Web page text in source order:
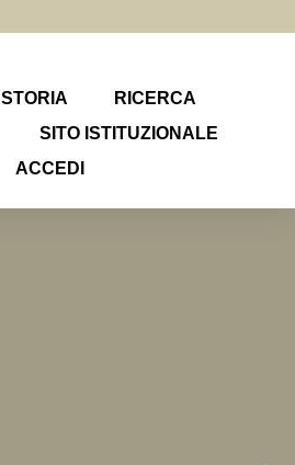
STORIA
RICERCA
SITO ISTITUZIONALE
ACCEDI